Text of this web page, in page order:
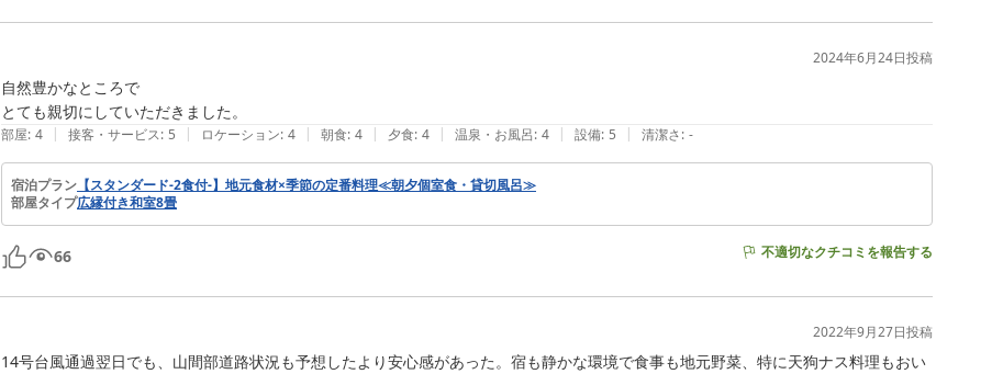
2024年6月24日投稿
自然豊かなところで
とても親切にしていただきました。
部屋: 4 | 接客・サービス: 5 | ロケーション: 4 | 朝食: 4 | 夕食: 4 | 温泉・お風呂: 4 | 設備: 5 | 清潔さ: -
宿泊プラン 【スタンダード-2食付-】地元食材×季節の定番料理≪朝夕個室食・貸切風呂≫
部屋タイプ広縁付き和室8畳
66 不適切なクチコミを報告する
2022年9月27日投稿
14号台風通過翌日でも、山間部道路状況も予想したより安心感があった。宿も静かな環境で食事も地元野菜、特に天狗ナス料理もおい